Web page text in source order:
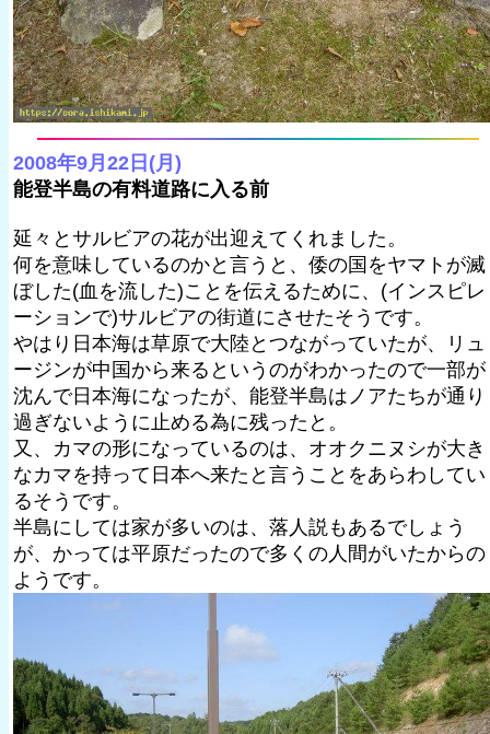
2008年9月22日(月)
能登半島の有料道路に入る前
延々とサルビアの花が出迎えてくれました。
何を意味しているのかと言うと、倭の国をヤマトが滅
ぼした(血を流した)ことを伝えるために、(インスピレ
ーションで)サルビアの街道にさせたそうです。
やはり日本海は草原で大陸とつながっていたが、リュ
ージンが中国から来るというのがわかったので一部が
沈んで日本海になったが、能登半島はノアたちが通り
過ぎないように止める為に残ったと。
又、カマの形になっているのは、オオクニヌシが大き
なカマを持って日本へ来たと言うことをあらわしてい
るそうです。
半島にしては家が多いのは、落人説もあるでしょう
が、かっては平原だったので多くの人間がいたからの
ようです。